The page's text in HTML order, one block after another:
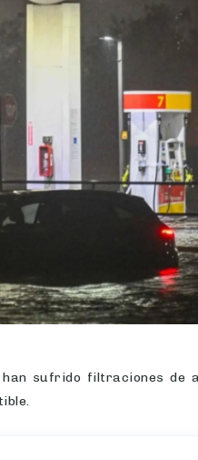
sufrido filtraciones de